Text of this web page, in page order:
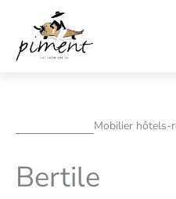
contenu
Mobilier hôtels-
Bertile